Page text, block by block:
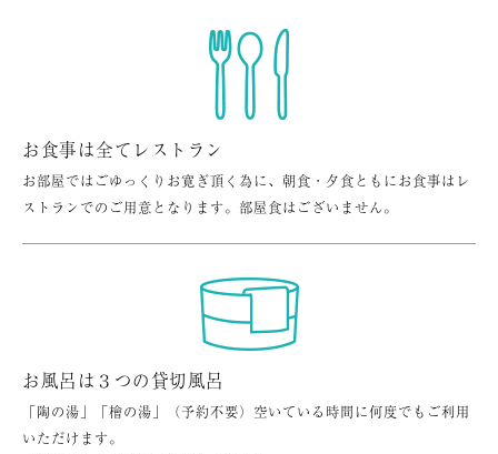
お食事は全てレストラン
お部屋ではごゆっくりお寛ぎ頂く為に、朝食・夕食ともにお食事はレ
ストランでのご用意となります。部屋食はございません。
お風呂は３つの貸切風呂
「陶の湯」「檜の湯」（予約不要）空いている時間に何度でもご利用
いただけます。